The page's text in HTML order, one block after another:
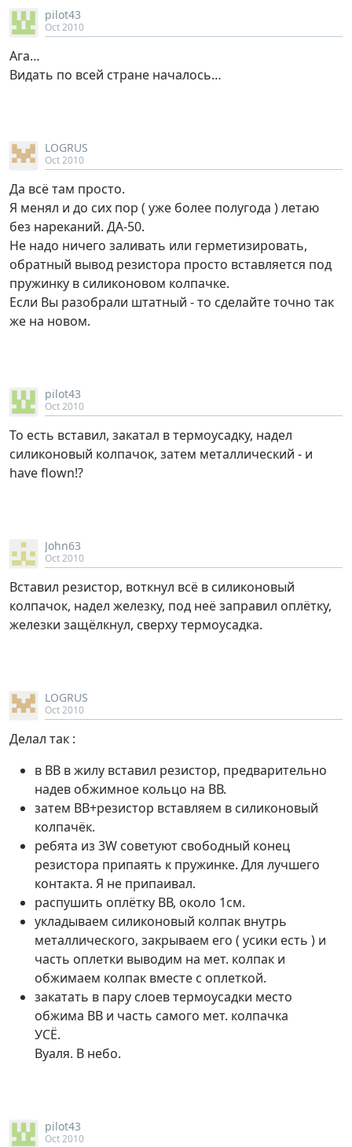
pilot43
Oct 2010
Ага…
Видать по всей стране началось…
LOGRUS
Oct 2010
Да всё там просто.
Я менял и до сих пор ( уже более полугода ) летаю
без нареканий. ДА-50.
Не надо ничего заливать или герметизировать,
обратный вывод резистора просто вставляется под
пружинку в силиконовом колпачке.
Если Вы разобрали штатный - то сделайте точно так
же на новом.
pilot43
Oct 2010
То есть вставил, закатал в термоусадку, надел
силиконовый колпачок, затем металлический - и
have flown!?
John63
Oct 2010
Вставил резистор, воткнул всё в силиконовый
колпачок, надел железку, под неё заправил оплётку,
железки защёлкнул, сверху термоусадка.
LOGRUS
Oct 2010
Делал так :
в ВВ в жилу вставил резистор, предварительно
надев обжимное кольцо на ВВ.
затем ВВ+резистор вставляем в силиконовый
колпачёк.
ребята из 3W советуют свободный конец
резистора припаять к пружинке. Для лучшего
контакта. Я не припаивал.
распушить оплётку ВВ, около 1см.
укладываем силиконовый колпак внутрь
металлического, закрываем его ( усики есть ) и
часть оплетки выводим на мет. колпак и
обжимаем колпак вместе с оплеткой.
закатать в пару слоев термоусадки место
обжима ВВ и часть самого мет. колпачка
УСЁ.
Вуаля. В небо.
pilot43
Oct 2010